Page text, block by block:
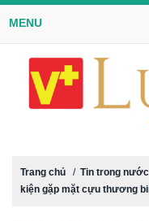
MENU
Trang chủ / Tin trong nước
kiện gặp mặt cựu thương